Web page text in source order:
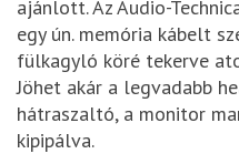
ajánlott. Az Audio-
egy ún. memória kábelt
fülkagyló köré tekerve
Jöhet akár a legvadabb
hátraszaltó, a monitor
kipipálva.